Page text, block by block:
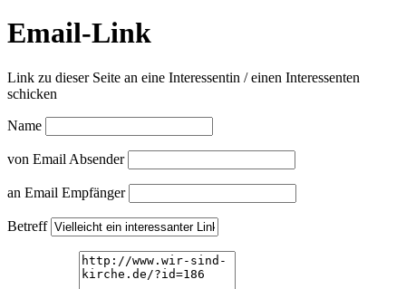
Email-Link
Link zu dieser Seite an eine Interessentin / einen Interessenten
schicken
Name
von Email Absender
an Email Empfänger
Betreff